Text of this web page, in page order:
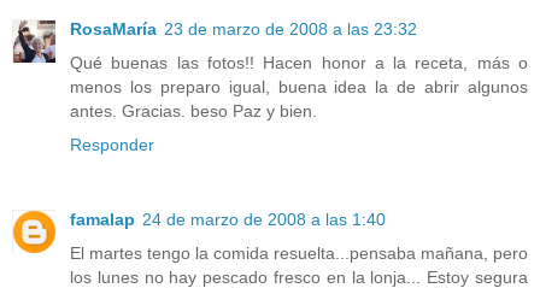
RosaMaría 23 de marzo de 2008 a las 23:32
Qué buenas las fotos!! Hacen honor a la receta, más o
menos los preparo igual, buena idea la de abrir algunos
antes. Gracias. beso Paz y bien.
Responder
famalap 24 de marzo de 2008 a las 1:40
El martes tengo la comida resuelta...pensaba mañana, pero
los lunes no hay pescado fresco en la lonja... Estoy segura